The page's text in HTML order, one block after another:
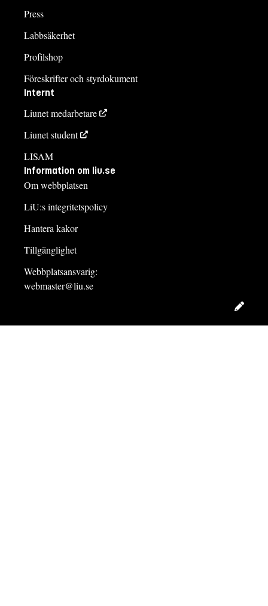
Press
Labbsäkerhet
Profilshop
Föreskrifter och styrdokument
Internt
Liunet medarbetare
Liunet student
LISAM
Information om liu.se
Om webbplatsen
LiU:s integritetspolicy
Hantera kakor
Tillgänglighet
Webbplatsansvarig:
webmaster@liu.se